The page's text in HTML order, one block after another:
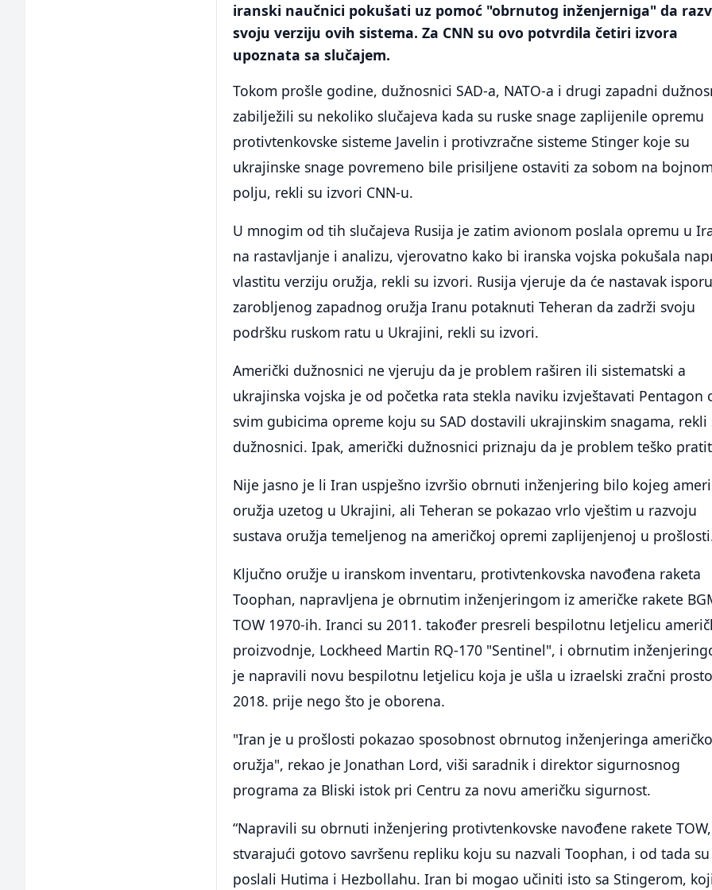
iranski naučnici pokušati uz pomoć "obrnutog inženjerniga" da
svoju verziju ovih sistema. Za CNN su ovo potvrdila četiri izvora
upoznata sa slučajem.
Tokom prošle godine, dužnosnici SAD-a, NATO-a i drugi zapadni
zabilježili su nekoliko slučajeva kada su ruske snage zaplijenile opremu
protivtenkovske sisteme Javelin i protivzračne sisteme Stinger koje su
ukrajinske snage povremeno bile prisiljene ostaviti za sobom na bojnom
polju, rekli su izvori CNN-u.
U mnogim od tih slučajeva Rusija je zatim avionom poslala opremu u
na rastavljanje i analizu, vjerovatno kako bi iranska vojska pokušala
vlastitu verziju oružja, rekli su izvori. Rusija vjeruje da će nastavak
zarobljenog zapadnog oružja Iranu potaknuti Teheran da zadrži svoju
podršku ruskom ratu u Ukrajini, rekli su izvori.
Američki dužnosnici ne vjeruju da je problem raširen ili sistematski a
ukrajinska vojska je od početka rata stekla naviku izvještavati Pentagon
svim gubicima opreme koju su SAD dostavili ukrajinskim snagama, rekli
dužnosnici. Ipak, američki dužnosnici priznaju da je problem teško
Nije jasno je li Iran uspješno izvršio obrnuti inženjering bilo kojeg
oružja uzetog u Ukrajini, ali Teheran se pokazao vrlo vještim u razvoju
sustava oružja temeljenog na američkoj opremi zaplijenjenoj u
Ključno oružje u iranskom inventaru, protivtenkovska navođena raketa
Toophan, napravljena je obrnutim inženjeringom iz američke rakete
TOW 1970-ih. Iranci su 2011. također presreli bespilotnu letjelicu
proizvodnje, Lockheed Martin RQ-170 "Sentinel", i obrnutim
je napravili novu bespilotnu letjelicu koja je ušla u izraelski zračni
2018. prije nego što je oborena.
"Iran je u prošlosti pokazao sposobnost obrnutog inženjeringa
oružja", rekao je Jonathan Lord, viši saradnik i direktor sigurnosnog
programa za Bliski istok pri Centru za novu američku sigurnost.
“Napravili su obrnuti inženjering protivtenkovske navođene rakete TOW,
stvarajući gotovo savršenu repliku koju su nazvali Toophan, i od tada
poslali Hutima i Hezbollahu. Iran bi mogao učiniti isto sa Stingerom,